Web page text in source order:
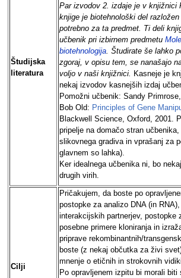
Študijska
literatura
Par izvodov 2. izdaje je v knjižnici
knjige je biotehnološki del
potrebno za ta predmet. Ti deli
učbenik pri izbirnem predmetu
biotehnologija. Študirate še lahko
zgoraj, v opisu tem, se nanašajo
voljo v naši knjižnici.
Kasneje je
nekaj izvodov kasnejših izdaj
Pomožni učbenik: Sandy
Bob Old: Principles of Gene
Blackwell Science, Oxford, 2001.
pripelje na domačo stran
slikovnega gradiva in vprašanj za
glavnem so lahka).
Ker idealnega učbenika ni, bo
drugih virih.
Cilji
Pričakujem, da boste po
postopke za analizo DNA (in
interakcijskih partnerjev, postopke
posebne primere kloniranja in
priprave rekombinantnih/
boste (z nekaj občutka za živi
mnenje o etičnih in strokovnih
Po opravljenem izpitu bi morali biti